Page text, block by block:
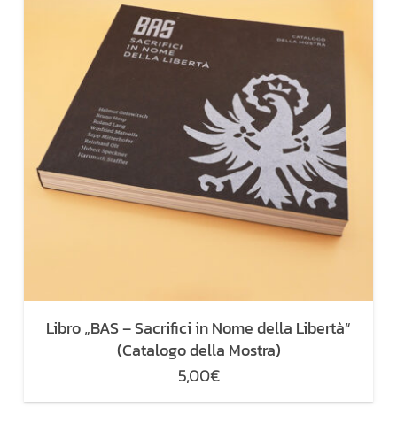
Libro „BAS – Sacrifici in Nome della Libertà“
(Catalogo della Mostra)
5,00€